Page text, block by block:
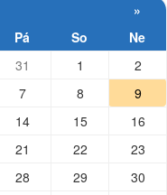
»
Pá So
Ne
31 1
2
7 8
9
14 15
16
21 22
23
28 29
30